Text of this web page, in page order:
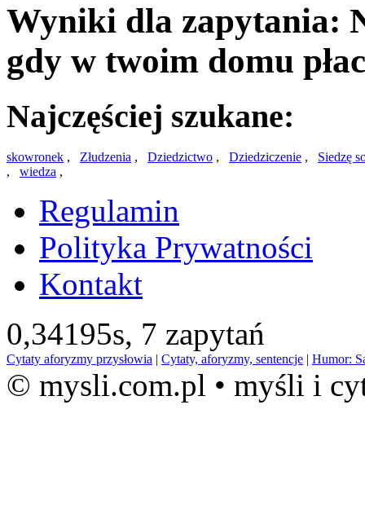
Wyniki dla zapytania:
gdy w twoim domu
Najczęściej szukane:
skowronek , Złudzenia , Dziedzictwo , Dziedziczenie , Siedzę
, wiedza ,
Regulamin
Polityka Prywatności
Kontakt
0,34195s, 7 zapytań
Cytaty aforyzmy przysłowia | Cytaty, aforyzmy, sentencje | Humor:
© mysli.com.pl • myśli i